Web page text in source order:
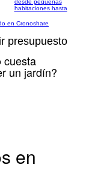
desde pequeñas
habitaciones hasta
en Cronoshare
presupuesto
cuesta
un jardín?
en